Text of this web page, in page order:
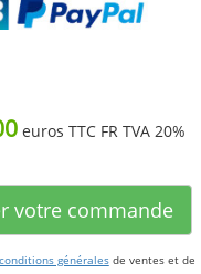
euros TTC FR TVA 20%
votre commande
conditions généralesde ventes et de